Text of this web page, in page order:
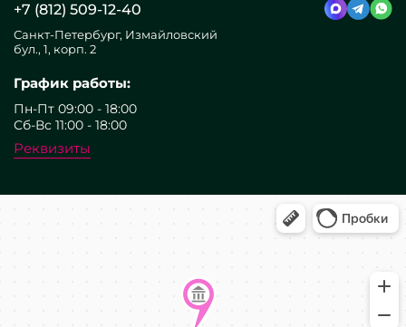
+7 (812) 509-12-40
Санкт-Петербург, Измайловский
бул., 1, корп. 2
График работы:
Пн-Пт 09:00 - 18:00
Сб-Вс 11:00 - 18:00
Реквизиты